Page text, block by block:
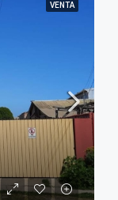
VENTA